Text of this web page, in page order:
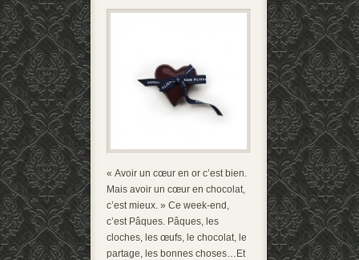
« Avoir un cœur en or c’est bien.
Mais avoir un cœur en chocolat,
c’est mieux. » Ce week-end,
c’est Pâques. Pâques, les
cloches, les œufs, le chocolat, le
partage, les bonnes choses…Et